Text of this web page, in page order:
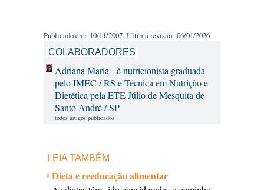
Publicado em: 10/11/2007. Última revisão: 06/01/2026
COLABORADORES
Adriana Maria - é nutricionista graduada
pelo IMEC / RS e Técnica em Nutrição e
Dietética pela ETE Júlio de Mesquita de
Santo André / SP
todos artigos publicados
LEIA TAMBÉM
Dieta e reeducação alimentar